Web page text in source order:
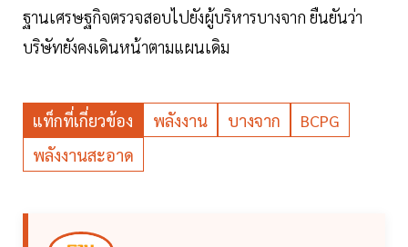
ฐานเศรษฐกิจตรวจสอบไปยังผู้บริหารบางจาก ยืนยันว่า
บริษัทยังคงเดินหน้าตามแผนเดิม
แท็กที่เกี่ยวข้อง พลังงาน บางจาก
BCPG
พลังงานสะอาด